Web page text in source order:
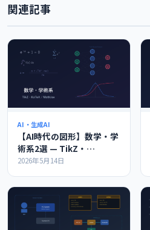
関連記事
AI・生成AI
【AI時代の図形】数学・学
術系2選 — TikZ・
KaTeX/MathJax徹底比較
2026年5月14日